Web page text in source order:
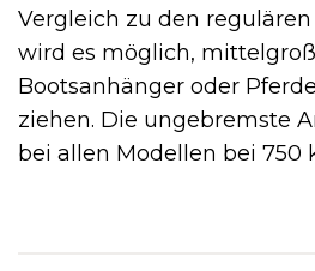
Vergleich zu den
wird es möglich,
Bootsanhänger oder
ziehen. Die ungebremste
bei allen Modellen bei 750